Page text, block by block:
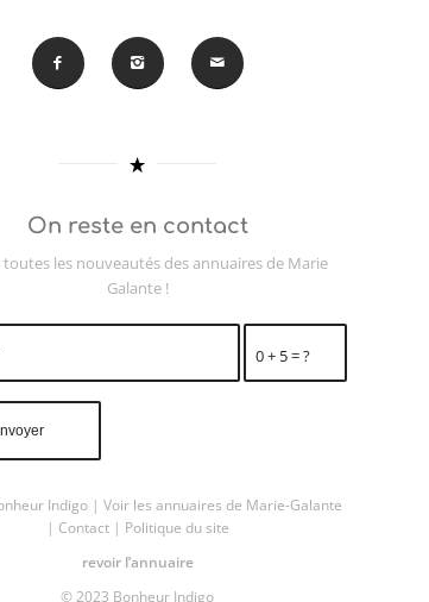
On reste en contact
toutes les nouveautés des annuaires de Marie
Galante !
0 + 5 = ?
Indigo| Voir les annuaires de Marie-Galante
| Contact| Politique du site
revoir l’annuaire
© 2023 Bonheur Indigo